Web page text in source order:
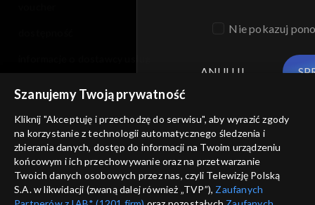
Nie pokazuj
ANULUJ
Szanujemy Twoją prywatność
Kliknij "Akceptuję i przechodzę do serwisu", aby wyrazić zgody
na korzystanie z technologii automatycznego śledzenia i
zbierania danych, dostęp do informacji na Twoim urządzeniu
końcowym i ich przechowywanie oraz na przetwarzanie
Twoich danych osobowych przez nas, czyli Telewizję Polską
S.A. w likwidacji (zwaną dalej również „TVP”), Zaufanych